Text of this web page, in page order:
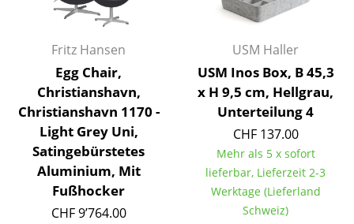
Schlafzimmer
Kinderzimmer
Arbeitszimmer
Diele
Badezimmer
Stauraum
Balkon & Garten
Fritz Hansen
Egg Chair,
Christianshavn,
Christianshavn 1170 -
Light Grey Uni,
Satingebürstetes
Aluminium, Mit
Fußhocker
CHF 9’764.00
USM Haller
USM Inos Box, B 45,3
x H 9,5 cm, Hellgrau,
Unterteilung 4
CHF 137.00
Mehr als 5 x sofort
lieferbar, Lieferzeit 2-3
Werktage (Lieferland
Schweiz)